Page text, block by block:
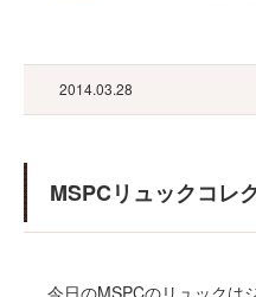
2014.03.28
MSPCリュックコレ
今日のMSPCのリュックは